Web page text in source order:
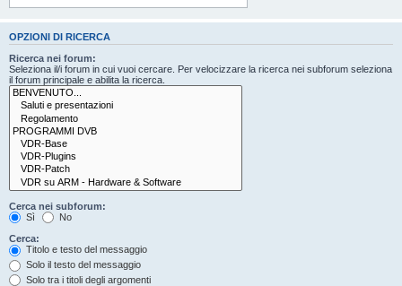
OPZIONI DI RICERCA
Ricerca nei forum:
Seleziona il/i forum in cui vuoi cercare. Per velocizzare la ricerca nei subforum seleziona
il forum principale e abilita la ricerca.
Cerca nei subforum:
Sì
No
Cerca:
Titolo e testo del messaggio
Solo il testo del messaggio
Solo tra i titoli degli argomenti